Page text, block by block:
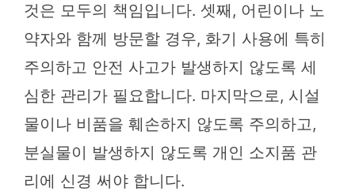
것은 모두의 책임입니다. 셋째, 어린이나 노
약자와 함께 방문할 경우, 화기 사용에 특히
주의하고 안전 사고가 발생하지 않도록 세
심한 관리가 필요합니다. 마지막으로, 시설
물이나 비품을 훼손하지 않도록 주의하고,
분실물이 발생하지 않도록 개인 소지품 관
리에 신경 써야 합니다.